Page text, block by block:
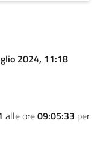
2024, 11:18
alle ore09:05:33 per